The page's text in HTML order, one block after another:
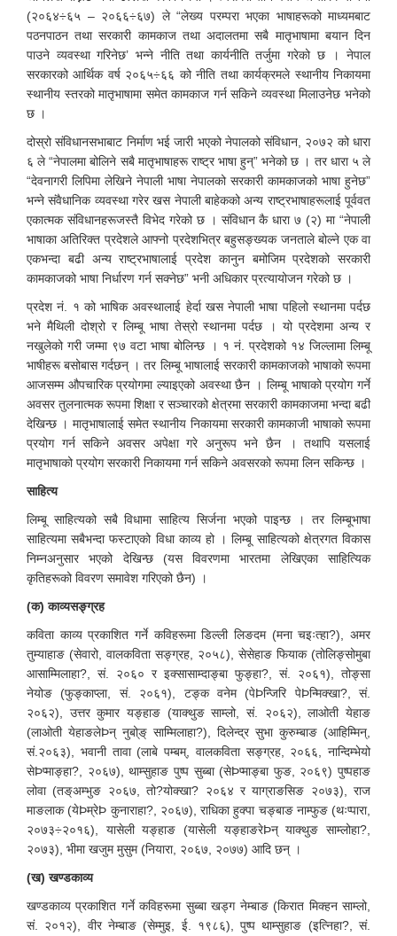
(२०६४÷६५ – २०६६÷६७) ले “लेख्य परम्परा भएका भाषाहरूको माध्यमबाट
पठनपाठन तथा सरकारी कामकाज तथा अदालतमा सबै मातृभाषामा बयान दिन
पाउने व्यवस्था गरिनेछ’ भन्ने नीति तथा कार्यनीति तर्जुमा गरेको छ । नेपाल
सरकारको आर्थिक वर्ष २०६५÷६६ को नीति तथा कार्यक्रमले स्थानीय निकायमा
स्थानीय स्तरको मातृभाषामा समेत कामकाज गर्न सकिने व्यवस्था मिलाउनेछ भनेको
छ ।
दोस्रो संविधानसभाबाट निर्माण भई जारी भएको नेपालको संविधान, २०७२ को धारा
६ ले “नेपालमा बोलिने सबै मातृभाषाहरू राष्ट्र भाषा हुन्” भनेको छ । तर धारा ५ ले
“देवनागरी लिपिमा लेखिने नेपाली भाषा नेपालको सरकारी कामकाजको भाषा हुनेछ”
भन्ने संवैधानिक व्यवस्था गरेर खस नेपाली बाहेकको अन्य राष्ट्रभाषाहरूलाई पूर्ववत
एकात्मक संविधानहरूजस्तै विभेद गरेको छ । संविधान कै धारा ७ (२) मा “नेपाली
भाषाका अतिरिक्त प्रदेशले आफ्नो प्रदेशभित्र बहुसङ्ख्यक जनताले बोल्ने एक वा
एकभन्दा बढी अन्य राष्ट्रभाषालाई प्रदेश कानुन बमोजिम प्रदेशको सरकारी
कामकाजको भाषा निर्धारण गर्न सक्नेछ” भनी अधिकार प्रत्यायोजन गरेको छ ।
प्रदेश नं. १ को भाषिक अवस्थालाई हेर्दा खस नेपाली भाषा पहिलो स्थानमा पर्दछ
भने मैथिली दोश्रो र लिम्बू भाषा तेस्रो स्थानमा पर्दछ । यो प्रदेशमा अन्य र
नखुलेको गरी जम्मा ९७ वटा भाषा बोलिन्छ । १ नं. प्रदेशको १४ जिल्लामा लिम्बू
भाषीहरू बसोबास गर्दछन् । तर लिम्बू भाषालाई सरकारी कामकाजको भाषाको रूपमा
आजसम्म औपचारिक प्रयोगमा ल्याइएको अवस्था छैन । लिम्बू भाषाको प्रयोग गर्ने
अवसर तुलनात्मक रूपमा शिक्षा र सञ्चारको क्षेत्रमा सरकारी कामकाजमा भन्दा बढी
देखिन्छ । मातृभाषालाई समेत स्थानीय निकायमा सरकारी कामकाजी भाषाको रूपमा
प्रयोग गर्न सकिने अवसर अपेक्षा गरे अनुरूप भने छैन । तथापि यसलाई
मातृभाषाको प्रयोग सरकारी निकायमा गर्न सकिने अवसरको रूपमा लिन सकिन्छ ।
साहित्य
लिम्बू साहित्यको सबै विधामा साहित्य सिर्जना भएको पाइन्छ । तर लिम्बूभाषा
साहित्यमा सबैभन्दा फस्टाएको विधा काव्य हो । लिम्बू साहित्यको क्षेत्रगत विकास
निम्नअनुसार भएको देखिन्छ (यस विवरणमा भारतमा लेखिएका साहित्यिक
कृतिहरूको विवरण समावेश गरिएको छैन) ।
(क) काव्यसङ्ग्रह
कविता काव्य प्रकाशित गर्ने कविहरूमा डिल्ली लिङदम (मना चइःत्हा?), अमर
तुम्याहाङ (सेवारो, वालकविता सङ्ग्रह, २०५८), सेसेहाङ फियाक (तोलिङ्सोमुबा
आसाम्मिलाहा?, सं. २०६० र इक्सासाम्दाङ्बा फुङ्हा?, सं. २०६१), तोङ्सा
नेयोङ (फुङ्काप्ला, सं. २०६१), टङ्क वनेम (पेÞन्जिरि पेÞन्मिक्खा?, सं.
२०६२), उत्तर कुमार यङ्हाङ (याक्थुङ साम्लो, सं. २०६२), लाओती येहाङ
(लाओती येहाङलेÞन् नुबो्ङ् साम्मिलाहा?), दिलेन्द्र सुभा कुरुम्बाङ (आहिम्मिन्,
सं.२०६३), भवानी तावा (लाबे पम्बम्, वालकविता सङ्ग्रह, २०६६, नान्दिम्भेयो
सेÞप्माङ्हा?, २०६७), थाम्सुहाङ पुष्प सुब्बा (सेÞप्माङ्बा फुङ, २०६९) पुष्पहाङ
लोवा (तङ्अम्भुङ २०६७, तो?योक्खा? २०६४ र याग्राङसिङ २०७३), राज
माङलाक (येÞम्रेÞ कुनाराहा?, २०६७), राधिका हुक्पा चङ्बाङ नाम्फुङ (थःप्पारा,
२०७३÷२०१६), यासेली यङ्हाङ (यासेली यङ्हाङरेÞन् याक्थुङ साम्लोहा?,
२०७३), भीमा खजुम मुसुम (नियारा, २०६७, २०७७) आदि छन् ।
(ख) खण्डकाव्य
खण्डकाव्य प्रकाशित गर्ने कविहरूमा सुब्बा खड्ग नेम्बाङ (किरात मिक्हन साम्लो,
सं. २०१२), वीर नेम्बाङ (सेम्मुइ, ई. १९८६), पुष्प थाम्सुहाङ (इत्निहा?, सं.